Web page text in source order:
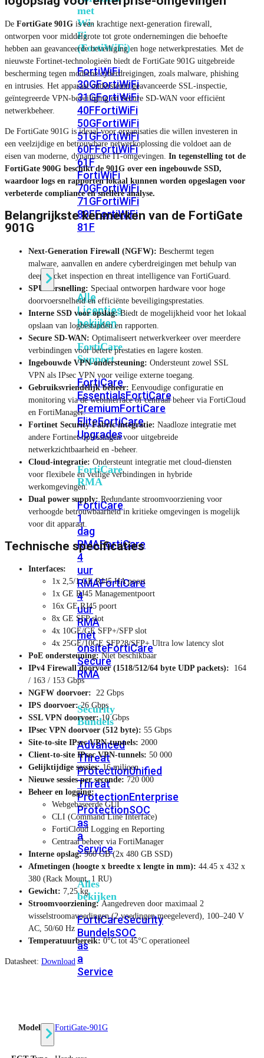
met
Wi-
Fi
(FortiWiFi)
FortiWiFi
30GFortiWiFi
31GFortiWiFi
40FFortiWiFi
50GFortiWiFi
51GFortiWiFi
60FFortiWiFi
61F
FortiWiFi
70GFortiWiFi
71GFortiWiFi
80FFortiWiFi
81F
Licentie
Alle
Licenties
bekijken
FortiCare
Support
FortiCare
EssentialsFortiCare
PremiumFortiCare
EliteFortiCare
Upgrades
FortiCare
RMA
FortiCare
1
dag
RMAFortiCare
4
uur
RMAFortiCare
4
uur
RMA
met
onsiteFortiCare
Secure
RMA
Security
Bundels
Advanced
Threat
ProtectionUnified
Threat
ProtectionEnterprise
ProtectionSOC
as
a
Service
Alles
bekijken
FortiCareSecurity
BundelsSOC
as
a
Service
De FortiGate 901G is een krachtige next-generation firewall,
ontworpen voor middelgrote tot grote ondernemingen die behoefte
hebben aan geavanceerde beveiliging en hoge netwerkprestaties. Met de
nieuwste Fortinet-technologieën biedt de FortiGate 901G uitgebreide
bescherming tegen moderne cyberdreigingen, zoals malware, phishing
en intrusies. Het apparaat ondersteunt geavanceerde SSL-inspectie,
geïntegreerde VPN-beveiliging en Secure SD-WAN voor efficiënt
netwerkbeheer.
De FortiGate 901G is ideaal voor organisaties die willen investeren in
een veelzijdige en betrouwbare netwerkoplossing die voldoet aan de
eisen van moderne, dynamische IT-omgevingen. In tegenstelling tot de
FortiGate 900G beschikt de 901G over een ingebouwde SSD,
waardoor logs en rapporten lokaal kunnen worden opgeslagen voor
verbeterde compliance en snellere analyse.
Belangrijkste kenmerken van de FortiGate
901G
Next-Generation Firewall (NGFW): Beschermt tegen
malware, aanvallen en andere cyberdreigingen met behulp van
deep packet inspection en threat intelligence van FortiGuard.
SPU-versnelling: Speciaal ontworpen hardware voor hoge
doorvoersnelheid en efficiënte beveiligingsprestaties.
Interne SSD voor opslag:Biedt de mogelijkheid voor het lokaal
opslaan van logbestanden en rapporten.
Secure SD-WAN: Optimaliseert netwerkverkeer over meerdere
verbindingen voor betere prestaties en lagere kosten.
Ingebouwde VPN-ondersteuning: Ondersteunt zowel SSL
VPN als IPsec VPN voor veilige externe toegang.
Gebruiksvriendelijk beheer: Eenvoudige configuratie en
monitoring via de webinterface of centraal beheer via FortiCloud
en FortiManager.
Fortinet Security Fabric integratie: Naadloze integratie met
andere Fortinet-oplossingen voor uitgebreide
netwerkzichtbaarheid en -beheer.
Cloud-integratie: Ondersteunt integratie met cloud-diensten
voor flexibele en veilige verbindingen in hybride
werkomgevingen.
Dual power supply: Redundante stroomvoorziening voor
verhoogde betrouwbaarheid in kritieke omgevingen is mogelijk
voor dit apparaat.
Technische specificaties
Interfaces:
1x 2,5/1 GE RJ45 HA poort
1x GE RJ45 Managementpoort
16x GE RJ45 poort
8x GE SFP slot
4x 10GE/GE SFP+/SFP slot
4x 25GE/10GE SFP28/SFP+ Ultra low latency slot
PoE ondersteuning:Niet beschikbaar
IPv4 Firewall doorvoer (1518/512/64 byte UDP packets):
164
/ 163 / 153 Gbps
NGFW doorvoer: 22 Gbps
IPS doorvoer:26 Gbps
SSL VPN doorvoer:10 Gbps
IPsec VPN doorvoer (512 byte): 55 Gbps
Site-to-site IPsec VPN-tunnels: 2000
Client-to-site IPsec VPN-tunnels: 50 000
Gelijktijdige sessies:16 miljoen
Nieuwe sessies per seconde: 720 000
Beheer en logging:
Webgebaseerde GUI
CLI (Command Line Interface)
FortiCloud Logging en Reporting
Centraal beheer via FortiManager
Interne opslag:960 GB (2x 480 GB SSD)
Afmetingen (hoogte x breedte x lengte in mm): 44.45 x 432 x
380 (Rack Mount, 1 RU)
Gewicht: 7,25 kg
Stroomvoorziening: Aangedreven door maximaal 2
wisselstroomavoedingen (2 voedingen meegeleverd), 100–240 V
AC, 50/60 Hz
Temperatuurbereik: 0°C tot 45°C operationeel
Datasheet: Download
Model FortiGate-901G